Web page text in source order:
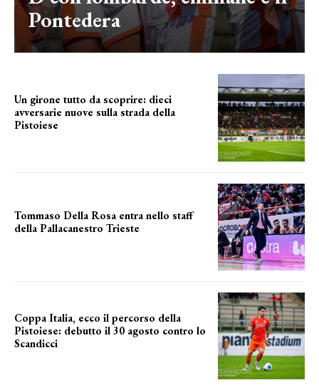
Pontedera
Un girone tutto da scoprire: dieci
avversarie nuove sulla strada della
Pistoiese
Tommaso Della Rosa entra nello staff
della Pallacanestro Trieste
Coppa Italia, ecco il percorso della
Pistoiese: debutto il 30 agosto contro lo
Scandicci